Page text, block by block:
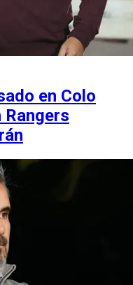
en Colo
Rangers